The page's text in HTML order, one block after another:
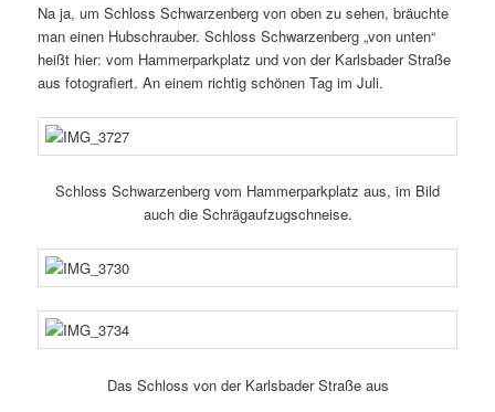
Na ja, um Schloss Schwarzenberg von oben zu sehen, bräuchte
man einen Hubschrauber. Schloss Schwarzenberg „von unten“
heißt hier: vom Hammerparkplatz und von der Karlsbader Straße
aus foto­gra­fiert. An einem richtig schönen Tag im Juli.
Schloss Schwarzenberg vom Hammerparkplatz aus, im Bild
auch die Schrägaufzugschneise.
Das Schloss von der Karlsbader Straße aus